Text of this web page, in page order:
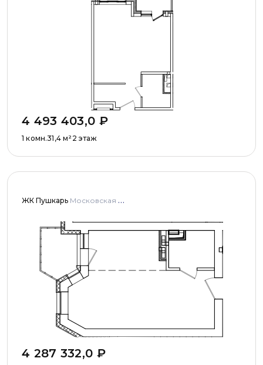
4 493 403,0 ₽
1 комн.31,4 м²2 этаж
ЖК Пушкарь Московская область, Городской округ Пушкинский, с. Тарасовка, мкр Пушкарь, дома № 1, 2, 3
4 287 332,0 ₽